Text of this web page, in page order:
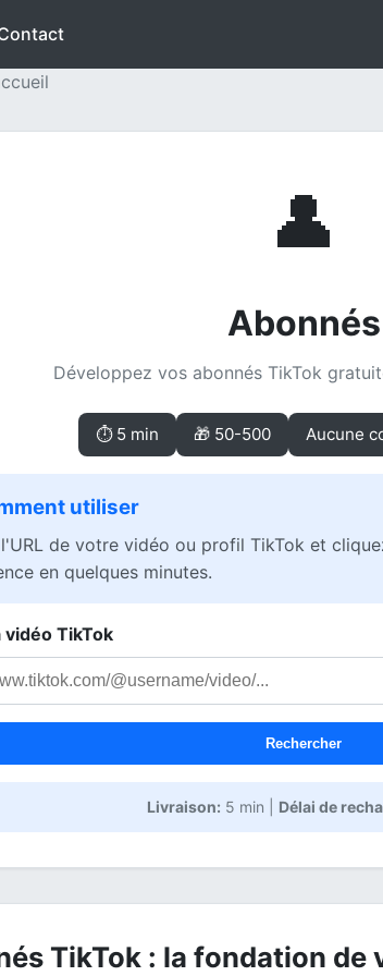
👤
Abonnés
Développez vos abonnés TikTok
⏱ 5 min 🎁 50-500 Aucune
utiliser
de votre vidéo ou profil TikTok et
en quelques minutes.
vidéo TikTok
Rechercher
Livraison: 5 min | Délai de
TikTok : la fondation de